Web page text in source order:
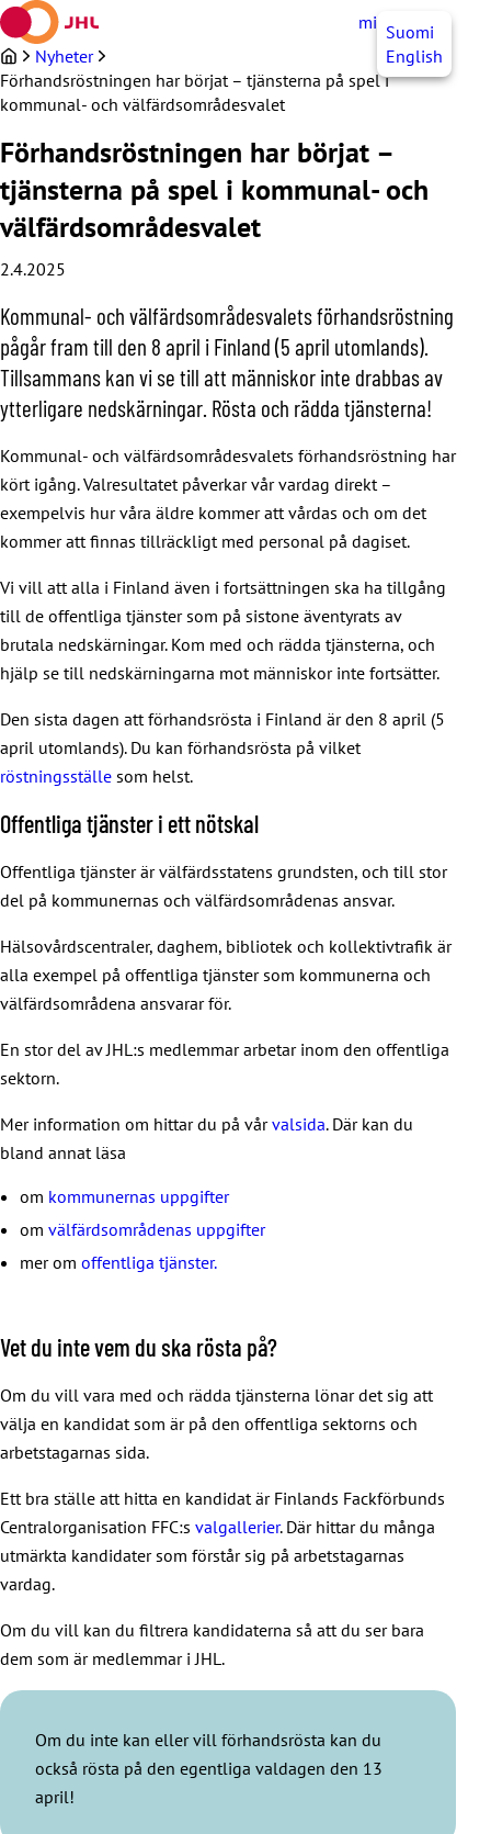
Hoppa
till
innehållet
mittJHL SV
Suomi
English
Nyheter
Förhandsröstningen har börjat – tjänsterna på spel i
kommunal- och välfärdsområdesvalet
Förhandsröstningen har börjat –
tjänsterna på spel i kommunal- och
välfärdsområdesvalet
2.4.2025
Kommunal- och välfärdsområdesvalets förhandsröstning
pågår fram till den 8 april i Finland (5 april utomlands).
Tillsammans kan vi se till att människor inte drabbas av
ytterligare nedskärningar. Rösta och rädda tjänsterna!
Kommunal- och välfärdsområdesvalets förhandsröstning har
kört igång. Valresultatet påverkar vår vardag direkt –
exempelvis hur våra äldre kommer att vårdas och om det
kommer att finnas tillräckligt med personal på dagiset.
Vi vill att alla i Finland även i fortsättningen ska ha tillgång
till de offentliga tjänster som på sistone äventyrats av
brutala nedskärningar. Kom med och rädda tjänsterna, och
hjälp se till nedskärningarna mot människor inte fortsätter.
Den sista dagen att förhandsrösta i Finland är den 8 april (5
april utomlands). Du kan förhandsrösta på vilket
röstningsställe som helst.
Offentliga tjänster i ett nötskal
Offentliga tjänster är välfärdsstatens grundsten, och till stor
del på kommunernas och välfärdsområdenas ansvar.
Hälsovårdscentraler, daghem, bibliotek och kollektivtrafik är
alla exempel på offentliga tjänster som kommunerna och
välfärdsområdena ansvarar för.
En stor del av JHL:s medlemmar arbetar inom den offentliga
sektorn.
Mer information om hittar du på vårvalsida. Där kan du
bland annat läsa
om kommunernas uppgifter
om välfärdsområdenas uppgifter
mer om offentliga tjänster.
Vet du inte vem du ska rösta på?
Om du vill vara med och rädda tjänsterna lönar det sig att
välja en kandidat som är på den offentliga sektorns och
arbetstagarnas sida.
Ett bra ställe att hitta en kandidat är Finlands Fackförbunds
Centralorganisation FFC:s valgallerier. Där hittar du många
utmärkta kandidater som förstår sig på arbetstagarnas
vardag.
Om du vill kan du filtrera kandidaterna så att du ser bara
dem som är medlemmar i JHL.
Om du inte kan eller vill förhandsrösta kan du
också rösta på den egentliga valdagen den 13
april!